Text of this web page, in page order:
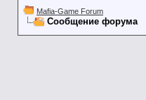
Mafia-Game Forum
Сообщение форума